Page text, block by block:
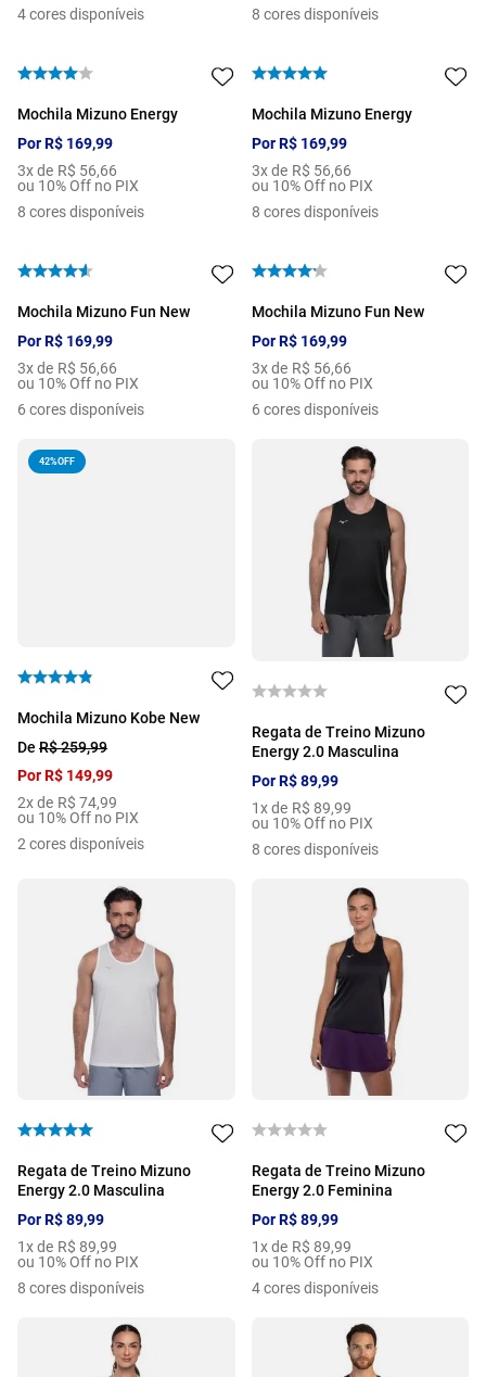
4cores disponíveis
8 cores disponíveis
Mochila Mizuno Energy
PorR$ 169,99
3x de R$ 56,66
ou 10% Off no PIX
8 cores disponíveis
Mochila Mizuno Energy
PorR$ 169,99
3x de R$ 56,66
ou 10% Off no PIX
8 cores disponíveis
Mochila Mizuno Fun New
PorR$ 169,99
3x de R$ 56,66
ou 10% Off no PIX
6 cores disponíveis
Mochila Mizuno Fun New
PorR$ 169,99
3x de R$ 56,66
ou 10% Off no PIX
6 cores disponíveis
42%OFF
Mochila Mizuno Kobe New
De R$259,99
PorR$ 149,99
2x de R$ 74,99
ou 10% Off no PIX
2cores disponíveis
Regata de Treino Mizuno
Energy 2.0 Masculina
PorR$ 89,99
1x de R$ 89,99
ou 10% Off no PIX
8 cores disponíveis
Regata de Treino Mizuno
Energy 2.0 Masculina
PorR$89,99
1x de R$ 89,99
ou 10% Off no PIX
8 cores disponíveis
Regata de Treino Mizuno
Energy 2.0 Feminina
PorR$ 89,99
1x de R$ 89,99
ou 10% Off no PIX
4 cores disponíveis